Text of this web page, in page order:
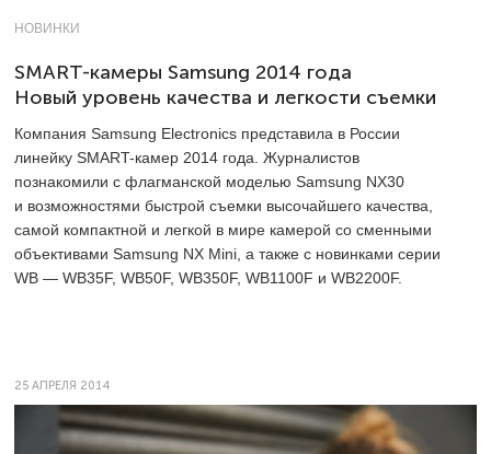
НОВИНКИ
SMART-камеры Samsung 2014 года
Новый уровень качества и легкости съемки
Компания Samsung Electronics представила в России
линейку SMART-камер 2014 года. Журналистов
познакомили с флагманской моделью Samsung NX30
и возможностями быстрой съемки высочайшего качества,
самой компактной и легкой в мире камерой со сменными
объективами Samsung NX Mini, а также с новинками серии
WB — WB35F, WB50F, WB350F, WB1100F и WB2200F.
25 АПРЕЛЯ 2014